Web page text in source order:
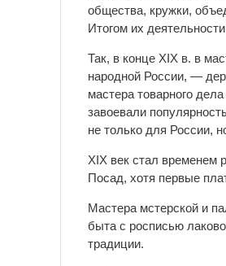
общества, кружки,
Итогом их
Так, в конце XIX в. в
народной России, —
мастера товарного
завоевали
не только для России,
XIX век стал временем
Посад, хотя первые
Мастера мстерской и
быта с росписью
традиции.